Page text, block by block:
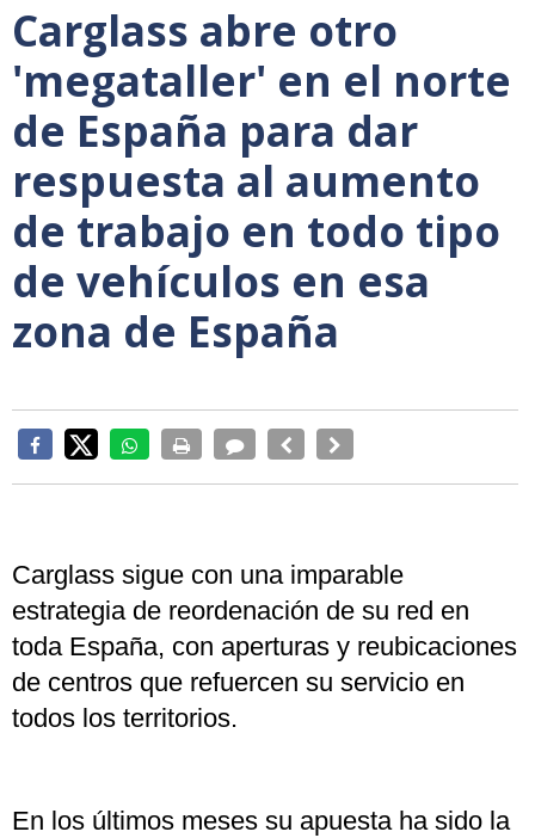
Carglass abre otro
'megataller' en el norte
de España para dar
respuesta al aumento
de trabajo en todo tipo
de vehículos en esa
zona de España
Carglass sigue con una imparable
estrategia de reordenación de su red en
toda España, con aperturas y reubicaciones
de centros que refuercen su servicio en
todos los territorios.
En los últimos meses su apuesta ha sido la